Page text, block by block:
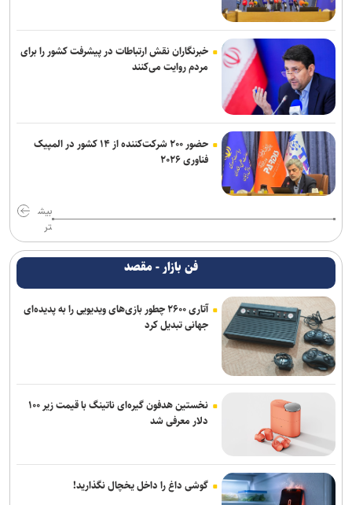
خبرنگاران نقش ارتباطات در پیشرفت کشور را برای
مردم روایت می‌کنند
حضور ۲۰۰ شرکت‌کننده از ۱۴ کشور در المپیک
فناوری ۲۰۲۶
بیش
تر
فن بازار - مقصد
آتاری ۲۶۰۰ چطور بازی‌های ویدیویی را به پدیده‌ای
جهانی تبدیل کرد
نخستین هدفون گیره‌ای ناتینگ با قیمت زیر ۱۰۰
دلار معرفی شد
گوشی داغ را داخل یخچال نگذارید!